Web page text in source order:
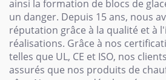
ainsi la formation de blocs de
un danger. Depuis 15 ans, nous
réputation grâce à la qualité et à
réalisations. Grâce à nos
telles que UL, CE et ISO, nos
assurés que nos produits de